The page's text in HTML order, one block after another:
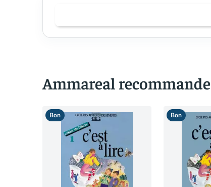
Ammareal recommande
Bon Bon